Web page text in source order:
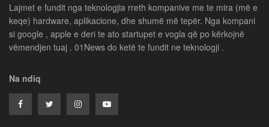
Lajmet e fundit nga teknologjia rreth kompanive me te mira (më e
keqe) hardware, aplikacione, dhe shumë më tepër. Nga kompani
si google , apple e deri te ato startupet e vogla që po kërkojnë
vëmendjen tuaj . 01News do ketë te fundit ne teknologji .
Na ndiq